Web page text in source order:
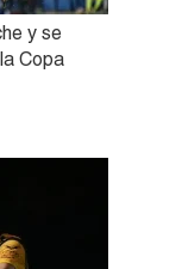
y se
Copa